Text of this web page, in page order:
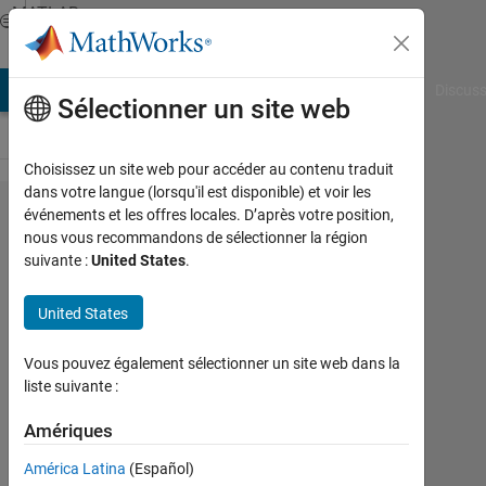
Passer au contenu
MATLAB
Answers
cell
配列
納さ​
て
る
ク
Sélectionner un site web
Choisissez un site web pour accéder au contenu traduit
dans votre langue (lorsqu'il est disponible) et voir les
événements et les offres locales. D’après votre position,
nous vous recommandons de sélectionner la région
suivante :United States.
United States
Vous pouvez également sélectionner un site web dans la
liste suivante :
Amériques
América Latina (Español)